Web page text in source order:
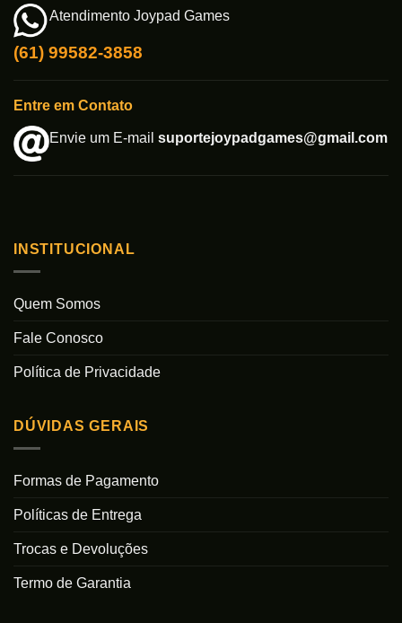
Atendimento Joypad Games
(61) 99582-3858
Entre em Contato
Envie um E-mail suportejoypadgames@gmail.com
INSTITUCIONAL
Quem Somos
Fale Conosco
Política de Privacidade
DÚVIDAS GERAIS
Formas de Pagamento
Políticas de Entrega
Trocas e Devoluções
Termo de Garantia